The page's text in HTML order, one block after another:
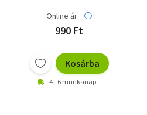
Online ár:
990 Ft
Kosárba
4 - 6 munkanap